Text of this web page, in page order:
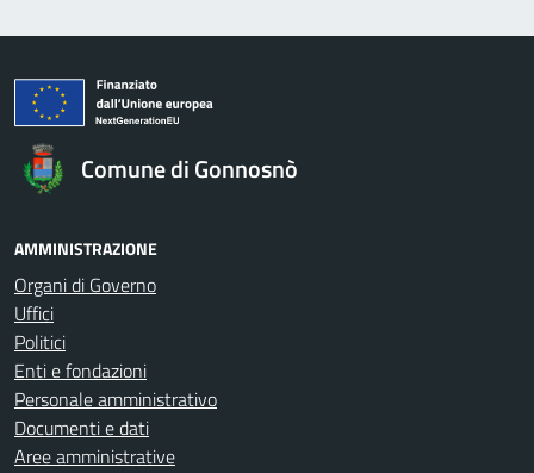
Comune di Gonnosnò
AMMINISTRAZIONE
Organi di Governo
Uffici
Politici
Enti e fondazioni
Personale amministrativo
Documenti e dati
Aree amministrative